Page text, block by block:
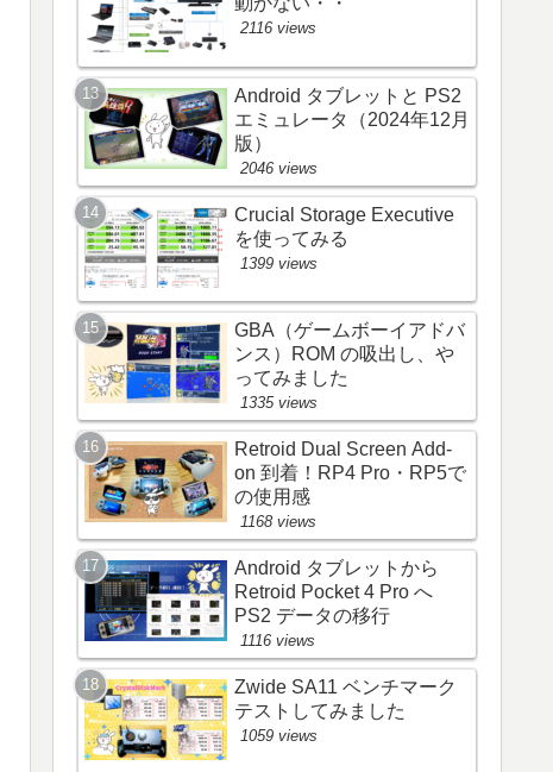
2116 views
Android タブレットと PS2
エミュレータ（2024年12月
版）
2046 views
Crucial Storage Executive
を使ってみる
1399 views
GBA（ゲームボーイアドバ
ンス）ROM の吸出し、や
ってみました
1335 views
Retroid Dual Screen Add-
on 到着！RP4 Pro・RP5で
の使用感
1168 views
Android タブレットから
Retroid Pocket 4 Pro へ
PS2 データの移行
1116 views
Zwide SA11 ベンチマーク
テストしてみました
1059 views